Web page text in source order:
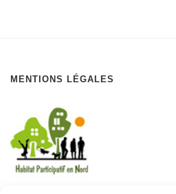
MENTIONS LÉGALES